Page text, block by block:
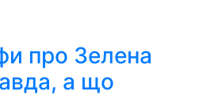
про Зелена
а що